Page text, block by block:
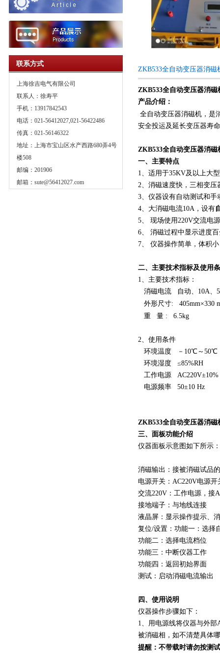
联系方式
上海徐吉电气有限公司
联系人：徐寿平
手机：13917842543
电话：021-56412027,021-56422486
传真：021-56146322
地址：上海市宝山区水产西路680弄4号
楼508
邮编：201906
邮箱： sute@56412027.com
ZKB533全自动变压器消磁
ZKB533全自动变压器消磁
产品介绍：
全自动变压器消磁机，是
安全投运及延长变压器寿
ZKB533全自动变压器消磁
一、主要特点
1、适用于35KV及以上大
2、消磁速度快，三相变
3、仪器设有自动测试和手
4、大消磁电流10A，设有
5、 现场使用220V交流电
6、 消磁过程中显示进度
7、 仪器操作简单，体积
二、主要技术指标及使用
1、主要技术指标：
消磁电流
自动、 10A、
外形尺寸: 405mm×330
重
量: 6.5kg
2、使用条件
环境温度 －10℃～50℃
环境湿度 ≤85%RH
工作电源 AC220V±10%
电源频率 50±10 Hz
ZKB533全自动变压器消磁
三、面板功能介绍
仪器面板示意图如下所示：
消磁输出：接被消磁试品
电源开关：AC220V电源开
交流220V：工作电源，接
接地端子：与地线连接
液晶屏：显示操作提示、
复位/设置：功能一：选择
功能二：选择电流档位
功能三：中断仪器工作
功能四：返回初始界面
测试：启动消磁电流输出
四、使用说明
仪器操作步骤如下：
1、用电源线将仪器与外
被消磁相，如不清楚具体
提醒： 不带载时请勿按测